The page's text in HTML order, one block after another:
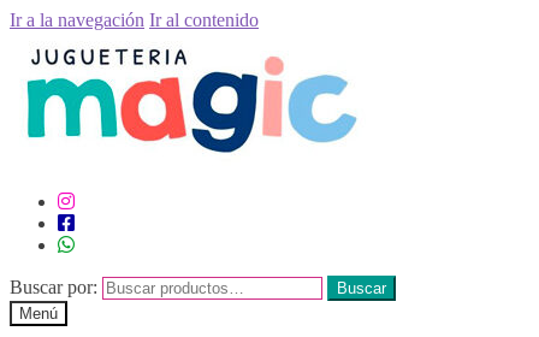
Ir a la navegación Ir al contenido
Buscar por:
Buscar
Menú